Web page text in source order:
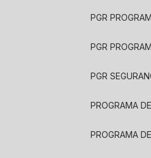
PGR
PGR
PGR
PROGRAMA
PROGRAMA